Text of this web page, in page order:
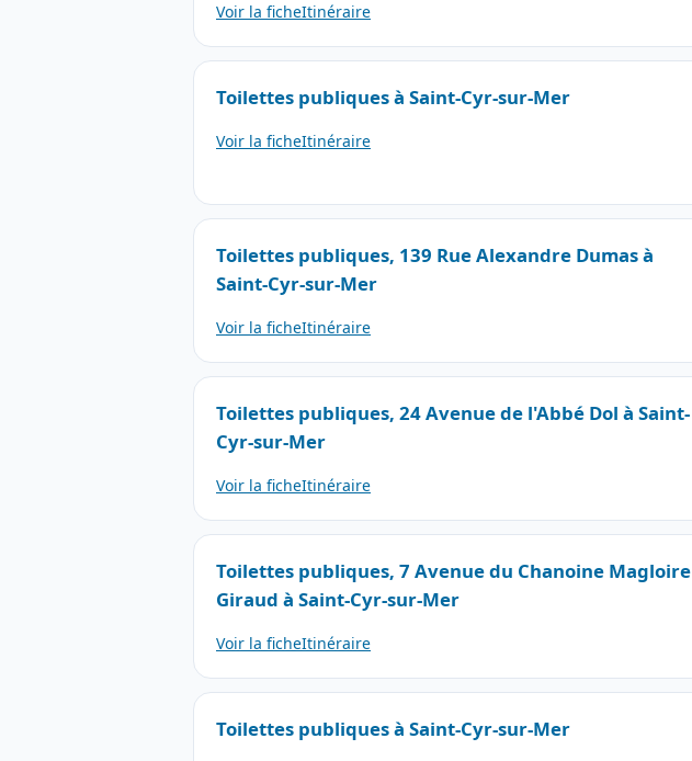
Voir la ficheItinéraire
Toilettes publiques à Saint-Cyr-sur-Mer
Voir la ficheItinéraire
Toilettes publiques, 139 Rue Alexandre Dumas à
Saint-Cyr-sur-Mer
Voir la ficheItinéraire
Toilettes publiques, 24 Avenue de l'Abbé Dol à Saint-
Cyr-sur-Mer
Voir la ficheItinéraire
Toilettes publiques, 7 Avenue du Chanoine Magloire
Giraud à Saint-Cyr-sur-Mer
Voir la ficheItinéraire
Toilettes publiques à Saint-Cyr-sur-Mer